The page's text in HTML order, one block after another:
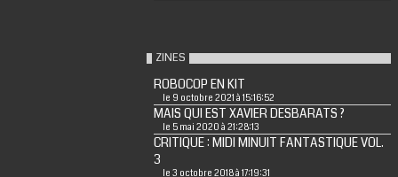
ZINES
ROBOCOP EN KIT
le 9 octobre 2021 à 15:16:52
MAIS QUI EST XAVIER DESBARATS ?
le 5 mai 2020 à 21:28:13
CRITIQUE : MIDI MINUIT FANTASTIQUE VOL.
3
le 3 octobre 2018 à 17:19:31